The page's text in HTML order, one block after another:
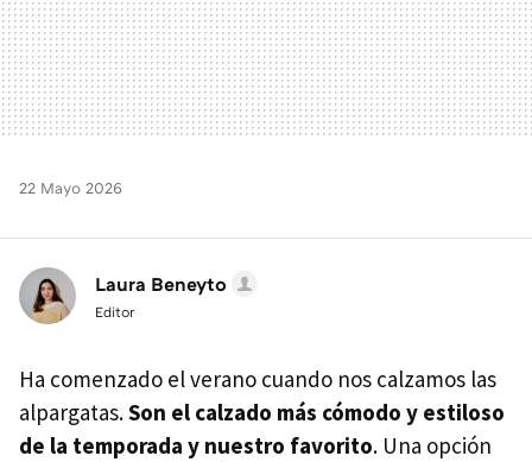
22 Mayo 2026
Laura Beneyto
Editor
Ha comenzado el verano cuando nos calzamos las
alpargatas.Son el calzado más cómodo y estiloso
de la temporada y nuestro favorito. Una opción